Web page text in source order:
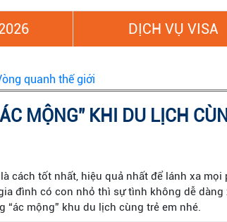
DỊCH VỤ VISA
quanh thế giới
MỘNG” KHI DU LỊCH
cách tốt nhất, hiệu quả nhất để lánh xa
đình có con nhỏ thì sự tình không dễ dàng
“ác mộng” khu du lịch cùng trẻ em nhé.